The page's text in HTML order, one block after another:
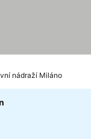
nádraží Miláno